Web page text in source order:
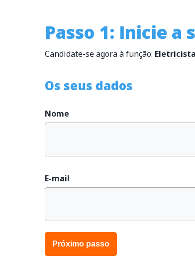
Passo 1: Inicie a
Candidate-se agora à função:
Os seus dados
Nome
E-mail